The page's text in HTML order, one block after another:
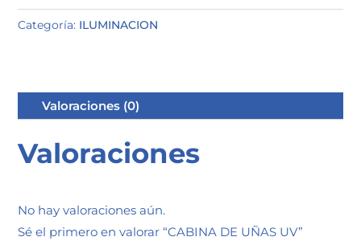
Categoría: ILUMINACION
Valoraciones (0)
Valoraciones
No hay valoraciones aún.
Sé el primero en valorar “CABINA DE UÑAS UV”